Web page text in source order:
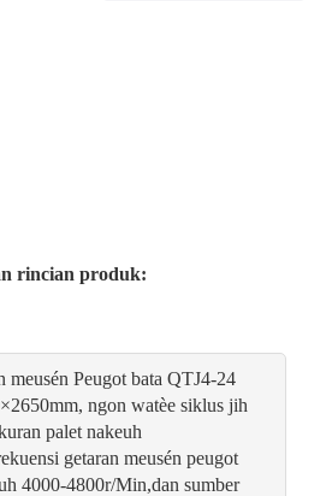
rincian produk:
meusén Peugot bata QTJ4-24
ngon watèe siklus jih
palet nakeuh
getaran meusén peugot
4000-4800r/Min,dan sumber